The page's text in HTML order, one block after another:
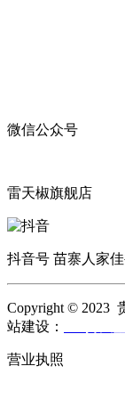
微信公众号
雷天椒旗舰店
抖音号 苗寨人家
Copyright © 2023
站建设：
营业执照